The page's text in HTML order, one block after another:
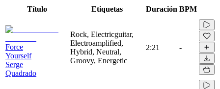
Título Etiquetas Duración BPM
Force
Yourself
Serge
Quadrado
Rock, Electricguitar,
Electroamplified,
Hybrid, Neutral,
Groovy, Energetic
2:21 -